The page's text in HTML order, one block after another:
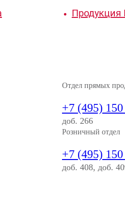
Продукция
Отдел прямых
+7 (495)
доб. 266
Розничный отдел
+7 (495)
доб. 408, доб.